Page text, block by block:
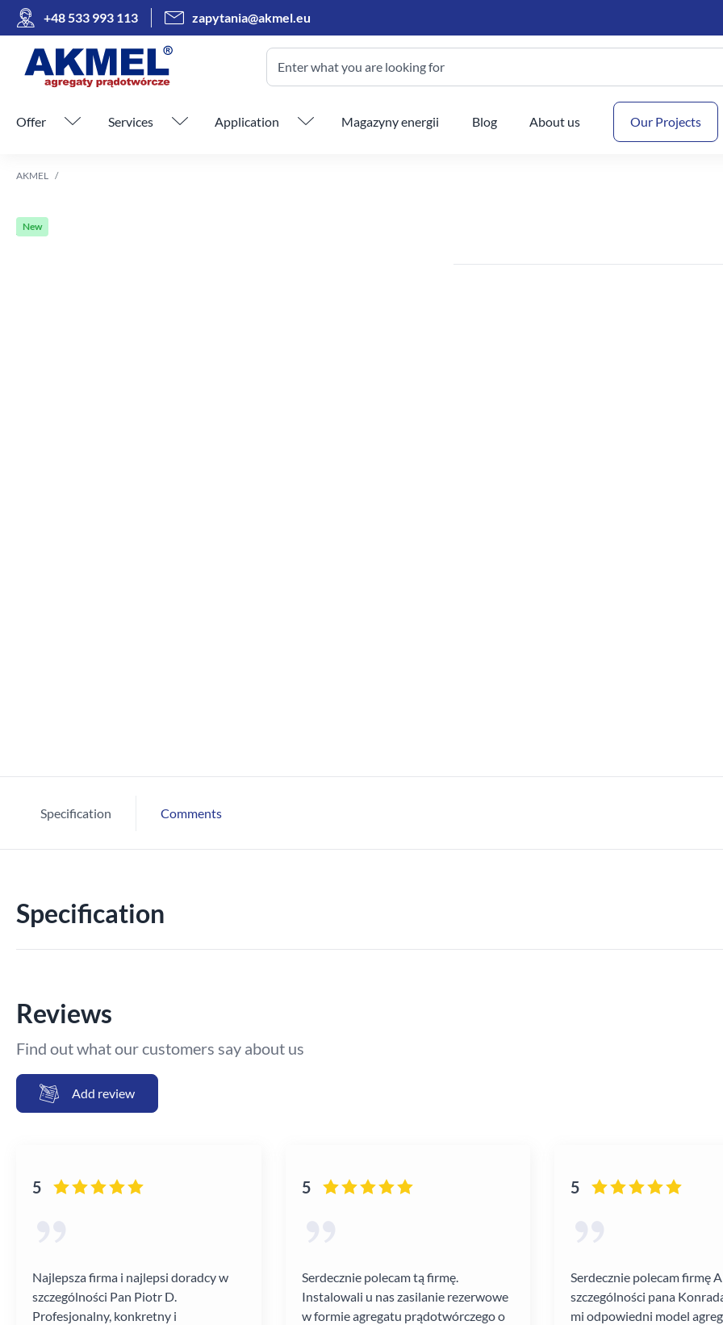
+48 533 993 113 zapytania@akmel.eu
Enter what you are looking for
Skip menu
Offer Services Application Magazyny energii Blog About us Our Projects
AKMEL
New
Specification Comments
Specification
Reviews
Find out what our customers say about us
Add review
5
Najlepsza firma i najlepsi doradcy w
szczególności Pan Piotr D.
Profesjonalny, konkretny i
5
Serdecznie polecam tą firmę.
Instalowali u nas zasilanie rezerwowe
w formie agregatu prądotwórczego o
5
Serdecznie polecam firmę
szczególności pana
mi odpowiedni model